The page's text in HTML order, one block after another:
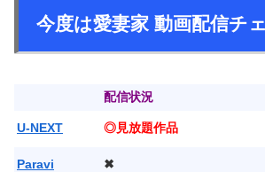
今度は愛妻家 動画配信チ
配信状況
U-NEXT ◎見放題作品
Paravi ✖